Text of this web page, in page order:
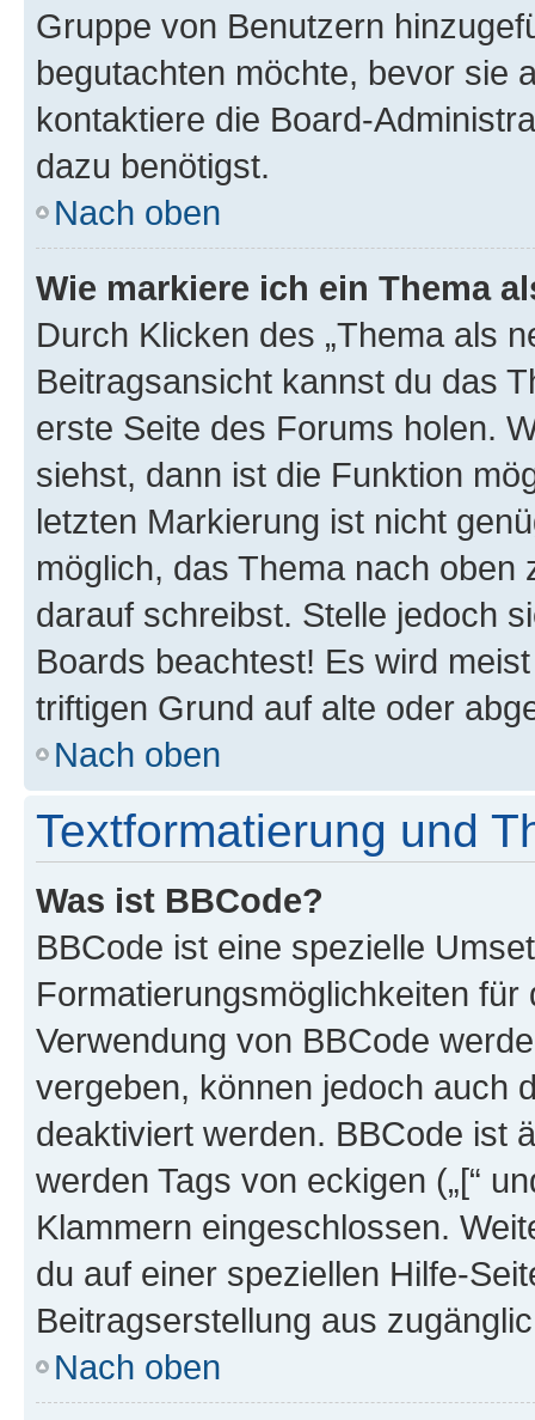
Gruppe von Benutzern
begutachten möchte, bevor sie
kontaktiere die Board-
dazu benötigst.
Nach oben
Wie markiere ich ein Thema
Durch Klicken des „Thema als
Beitragsansicht kannst du das
erste Seite des Forums holen.
siehst, dann ist die Funktion
letzten Markierung ist nicht
möglich, das Thema nach oben
darauf schreibst. Stelle jedoch
Boards beachtest! Es wird
triftigen Grund auf alte oder
Nach oben
Textformatierung und
Was ist BBCode?
BBCode ist eine spezielle
Formatierungsmöglichkeiten
Verwendung von BBCode
vergeben, können jedoch auch
deaktiviert werden. BBCode ist
werden Tags von eckigen („[“
Klammern eingeschlossen.
du auf einer speziellen Hilfe-
Beitragserstellung aus
Nach oben